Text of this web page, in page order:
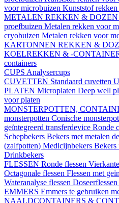
voor microbuizen Kunststof
METALEN REKKEN & DOZEN
proefbuizen Metalen rekken voor
cryobuizen Metalen rekken voor
KARTONNEN REKKEN &
KOELREKKEN & -
containers
CUPS Analysercups
CUVETTEN Standaard cuvetten
PLATEN Microplaten Deep well
voor platen
MONSTERPOTTEN,
monsterpotten Conische
geïntegreerd transferdevice Ronde
Schepbekers Bekers met metalen
(zalfpotten) Medicijnbekers Bekers
Drinkbekers
FLESSEN Ronde flessen
Octagonale flessen Flessen met
Wateranalyse flessen Doseerflessen
EMMERS Emmers te gebruiken
NAALDCONTAINERS &